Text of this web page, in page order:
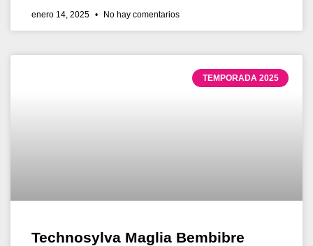
enero 14, 2025 No hay comentarios
TEMPORADA 2025
Technosylva Maglia Bembibre